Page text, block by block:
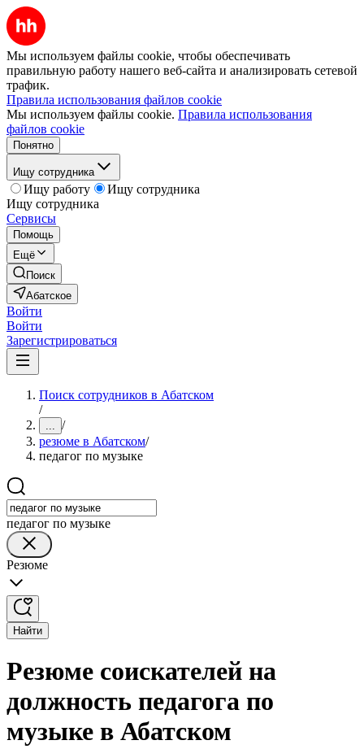
Мы используем файлы cookie, чтобы обеспечивать
правильную работу нашего веб-сайта и анализировать сетевой
трафик.
Правила использования файлов cookie
Мы используем файлы cookie. Правила использования
файлов cookie
Понятно
Ищу сотрудника
Ищу работу
Ищу сотрудника
Ищу сотрудника
Сервисы
Помощь
Ещё
Поиск
Абатское
Войти
Войти
Зарегистрироваться
Поиск сотрудников в Абатском
/
... /
резюме в Абатском/
педагог по музыке
педагог по музыке
Резюме
Найти
Резюме соискателей на
должность педагога по
музыке в Абатском